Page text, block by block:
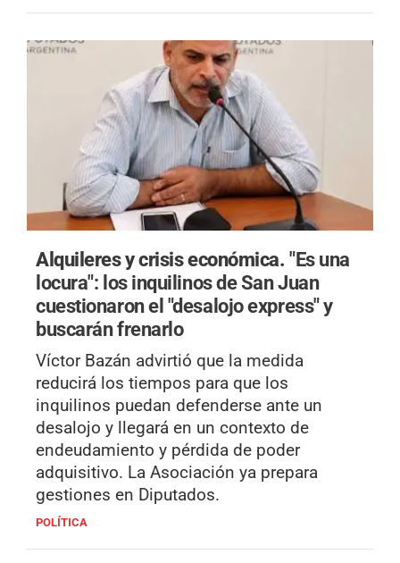
Alquileres y crisis económica."Es una
locura": los inquilinos de San Juan
cuestionaron el "desalojo express" y
buscarán frenarlo
Víctor Bazán advirtió que la medida
reducirá los tiempos para que los
inquilinos puedan defenderse ante un
desalojo y llegará en un contexto de
endeudamiento y pérdida de poder
adquisitivo. La Asociación ya prepara
gestiones en Diputados.
POLÍTICA